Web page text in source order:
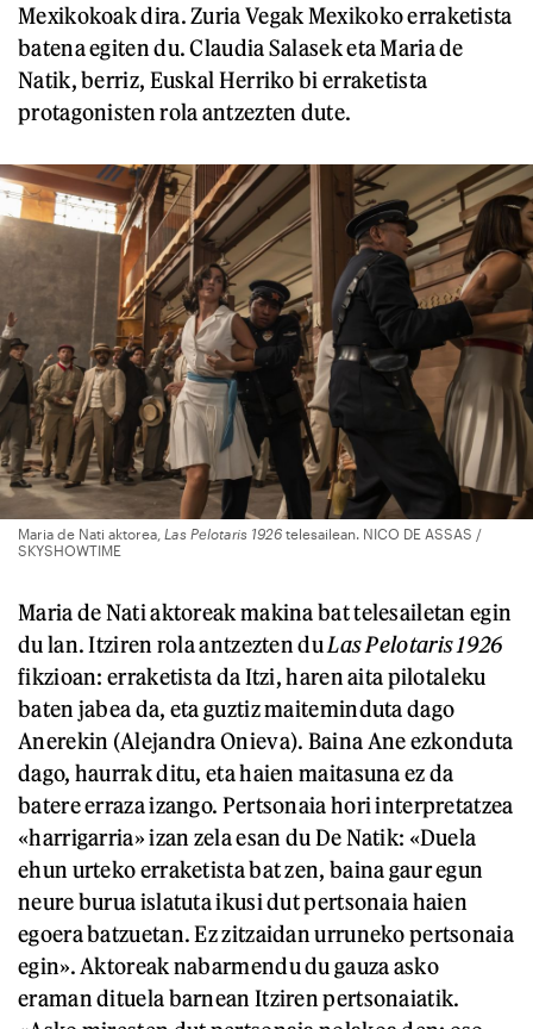
Mexikokoak dira. Zuria Vegak Mexikoko erraketista
batena egiten du. Claudia Salasek eta Maria de
Natik, berriz, Euskal Herriko bi erraketista
protagonisten rola antzezten dute.
Maria de Nati aktorea, Las Pelotaris 1926 telesailean. NICO DE ASSAS /
SKYSHOWTIME
Maria de Nati aktoreak makina bat telesailetan egin
du lan. Itziren rola antzezten du Las Pelotaris 1926
fikzioan: erraketista da Itzi, haren aita pilotaleku
baten jabea da, eta guztiz maiteminduta dago
Anerekin (Alejandra Onieva). Baina Ane ezkonduta
dago, haurrak ditu, eta haien maitasuna ez da
batere erraza izango. Pertsonaia hori interpretatzea
«harrigarria» izan zela esan du De Natik: «Duela
ehun urteko erraketista bat zen, baina gaur egun
neure burua islatuta ikusi dut pertsonaia haien
egoera batzuetan. Ez zitzaidan urruneko pertsonaia
egin». Aktoreak nabarmendu du gauza asko
eraman dituela barnean Itziren pertsonaiatik.